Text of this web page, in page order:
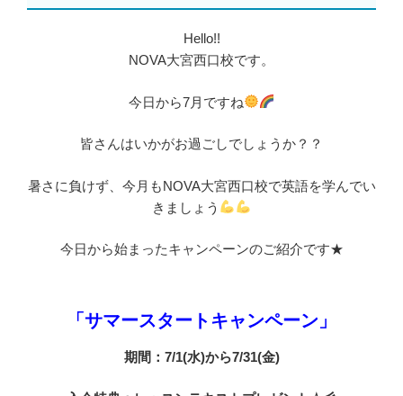
Hello!!
NOVA大宮西口校です。
今日から7月ですね
皆さんはいかがお過ごしでしょうか？？
暑さに負けず、今月もNOVA大宮西口校で英語を学んでい
きましょう
今日から始まったキャンペーンのご紹介です★
「サマースタートキャンペーン」
期間：7/1(水)から7/31(金)